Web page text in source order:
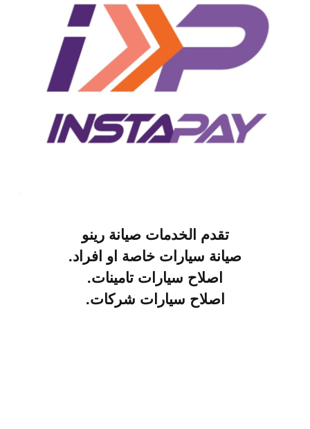
تقدم الخدمات صيانةرينو
صيانة سيارات خاصة او افراد.
اصلاح سيارات تامينات.
اصلاح سيارات شركات.